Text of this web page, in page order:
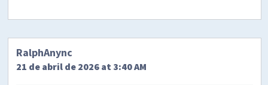
RalphAnync
21 de abril de 2026 at 3:40 AM